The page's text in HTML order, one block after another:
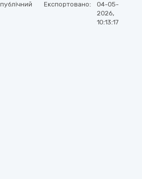
публічний Експортовано:
04-05-
2026,
10:13:17